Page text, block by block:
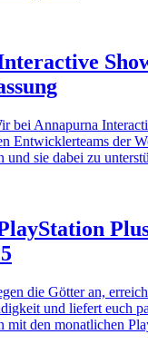
bei Annapurna
Entwicklerteams der
und sie dabei zu
die Götter an,
und liefert euch
mit den monatlichen